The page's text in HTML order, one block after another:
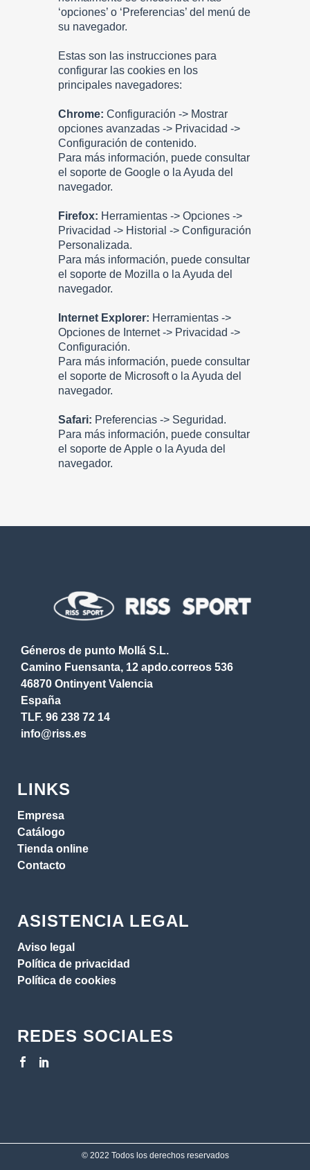
‘opciones’ o ‘Preferencias’ del menú de
su navegador.
Estas son las instrucciones para
configurar las cookies en los
principales navegadores:
Chrome: Configuración -> Mostrar
opciones avanzadas -> Privacidad ->
Configuración de contenido.
Para más información, puede consultar
el soporte de Google o la Ayuda del
navegador.
Firefox: Herramientas -> Opciones ->
Privacidad -> Historial -> Configuración
Personalizada.
Para más información, puede consultar
el soporte de Mozilla o la Ayuda del
navegador.
Internet Explorer: Herramientas ->
Opciones de Internet -> Privacidad ->
Configuración.
Para más información, puede consultar
el soporte de Microsoft o la Ayuda del
navegador.
Safari: Preferencias -> Seguridad.
Para más información, puede consultar
el soporte de Apple o la Ayuda del
navegador.
Géneros de punto Mollá S.L.
Camino Fuensanta, 12 apdo.correos 536
46870 Ontinyent Valencia
España
TLF. 96 238 72 14
info@riss.es
LINKS
Empresa
Catálogo
Tienda online
Contacto
ASISTENCIA LEGAL
Aviso legal
Política de privacidad
Política de cookies
REDES SOCIALES
© 2022 Todos los derechos reservados